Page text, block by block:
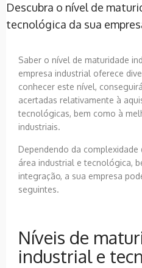
Descubra o nível de
tecnológica da sua
Saber o nível de maturidade
empresa industrial oferece
conhecer este nível,
acertadas relativamente à
tecnológicas, bem como à
industriais.
Dependendo da
área industrial e tecnológica,
integração, a sua empresa
seguintes.
Níveis de
industrial e